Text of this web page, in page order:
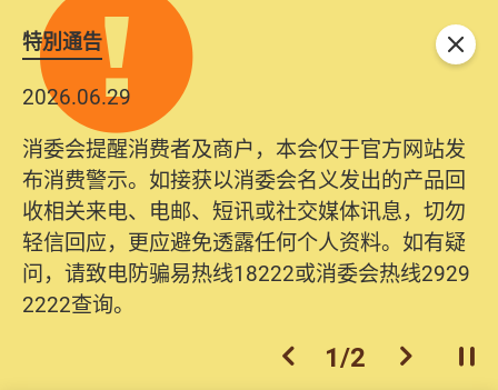
特別通告
2026.06.29
消委会提醒消费者及商户，本会仅于官方网站发
布消费警示。如接获以消委会名义发出的产品回
收相关来电、电邮、短讯或社交媒体讯息，切勿
轻信回应，更应避免透露任何个人资料。如有疑
问，请致电防骗易热线18222或消委会热线2929
2222查询。
2025.10.31
为提升使用者体验及网络安全，本会的投诉处理
系统已经进行升级及推出新功能。由2025年11月
10日起，消费者需要提供基本联络资料（包括姓
名、电邮及电话）注册帐户，才可提交投诉、查
询及建议。所有提交纪录将清晰整合于帐户中，
方便日后作出跟进。
上一个
2/2 下一个开
关闭